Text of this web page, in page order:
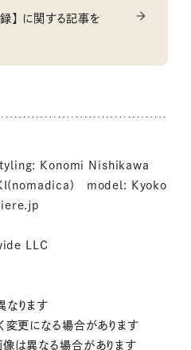
】 に関する記事を
Konomi Nishikawa
model: Kyoko
LLC
ります
変更になる場合があります
は異なる場合があります